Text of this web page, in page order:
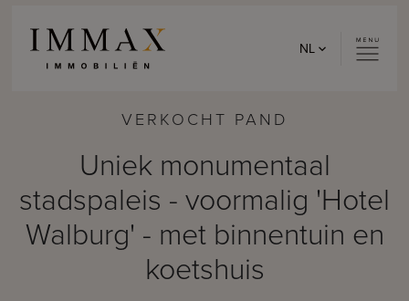
NL
VERKOCHT PAND
Uniek monumentaal
stadspaleis - voormalig 'Hotel
Walburg' - met binnentuin en
koetshuis